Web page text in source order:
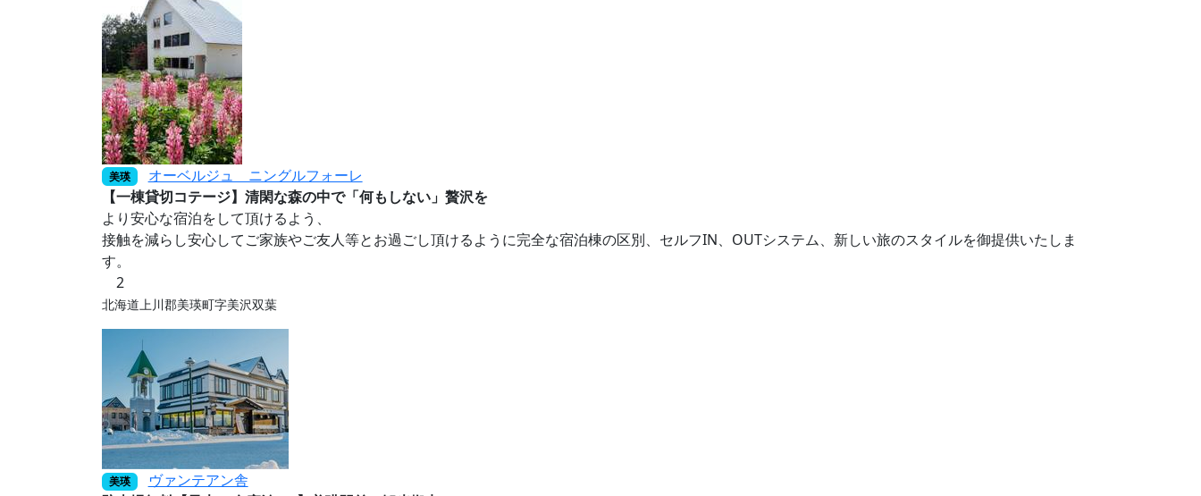
美瑛
オーベルジュ ニングルフォーレ
【一棟貸切コテージ】清閑な森の中で「何もしない」贅沢を
より安心な宿泊をして頂けるよう、
接触を減らし安心してご家族やご友人等とお過ごし頂けるように完全な宿泊棟の区別、セルフIN、OUTシステム、新しい旅のスタイルを御提供いたしま
す。
2
北海道上川郡美瑛町字美沢双葉
美瑛
ヴァンテアン舎